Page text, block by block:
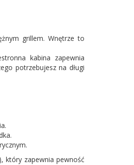
grillem. Wnętrze to
kabina zapewnia
potrzebujesz na długi
który zapewnia pewność